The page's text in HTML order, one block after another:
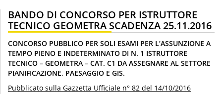
BANDO DI CONCORSO PER ISTRUTTORE
TECNICO GEOMETRA SCADENZA 25.11.2016
CONCORSO PUBBLICO PER SOLI ESAMI PER L’ASSUNZIONE A
TEMPO PIENO E INDETERMINATO DI N. 1 ISTRUTTORE
TECNICO – GEOMETRA – CAT. C1 DA ASSEGNARE AL SETTORE
PIANIFICAZIONE, PAESAGGIO E GIS.
Pubblicato sulla Gazzetta Ufficiale n° 82 del 14/10/2016